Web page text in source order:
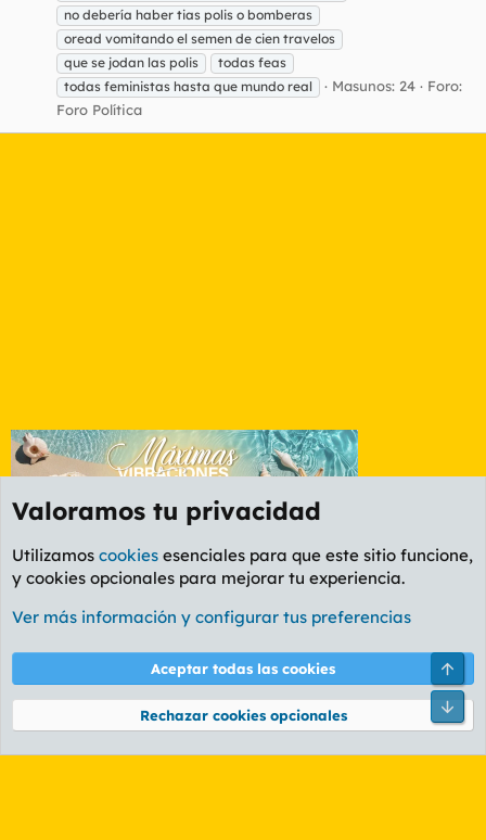
no debería haber tias polis o bomberas
oread vomitando el semen de cien travelos
que se jodan las polis
todas feas
todas feministas hasta que mundo real
Masunos: 24
Foro:
Foro Política
Etiquetas
Cookies
PL OLDSTYLE AMARILLO
Términos y reglas Política de privacidad Ayuda
Community platform by XenForo® © 2010-2026 XenForo Ltd.
Valoramos tu privacidad
Utilizamos cookies esenciales para que este sitio funcione,
y cookies opcionales para mejorar tu experiencia.
Ver más información y configurar tus preferencias
Aceptar todas las cookies
Rechazar cookies opcionales
Pie